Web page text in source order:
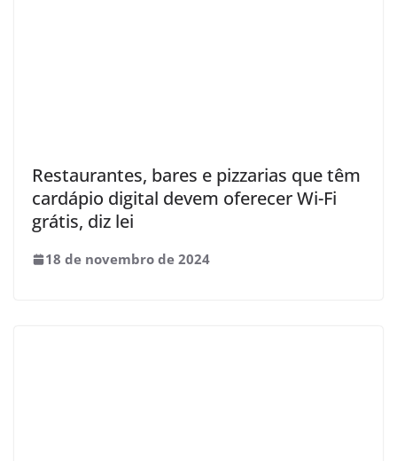
Restaurantes, bares e pizzarias que têm
cardápio digital devem oferecer Wi-Fi
grátis, diz lei
18 de novembro de 2024